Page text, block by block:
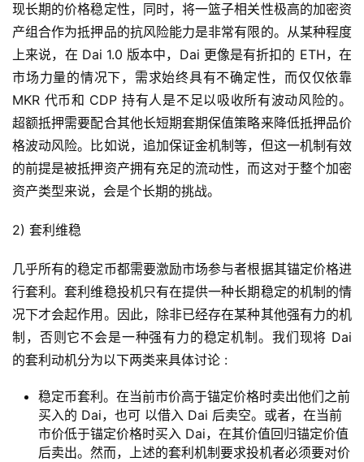
现长期的价格稳定性，同时，将一篮子相关性极高的加密资
产组合作为抵押品的抗风险能力是非常有限的。从某种程度
上来说，在 Dai 1.0 版本中，Dai 更像是有折扣的 ETH，在
市场力量的情况下，需求始终具有不确定性，而仅仅依靠
MKR 代币和 CDP 持有人是不足以吸收所有波动风险的。
超额抵押需要配合其他长短期套期保值策略来降低抵押品价
格波动风险。比如说，追加保证金机制等，但这一机制有效
的前提是被抵押资产拥有充足的流动性，而这对于整个加密
资产类型来说，会是个长期的挑战。
2) 套利维稳
几乎所有的稳定币都需要激励市场参与者根据其锚定价格进
行套利。套利维稳投机只有在提供一种长期稳定的机制的情
况下才会起作用。因此，除非已经存在某种其他强有力的机
制，否则它不会是一种强有力的稳定机制。我们现将 Dai
的套利动机分为以下两类来具体讨论 :
稳定币套利。在当前市价高于锚定价格时卖出他们之前
买入的 Dai，也可 以借入 Dai 后卖空。或者，在当前
市价低于锚定价格时买入 Dai，在其价值回归锚定价值
后卖出。然而，上述的套利机制要求投机者必须要对价